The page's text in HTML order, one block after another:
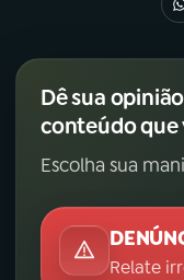
Dê sua
conteúdo que
Escolha sua
Relate